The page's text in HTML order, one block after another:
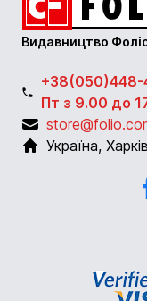
Видавництво
+38(050)448-
Пт з 9.00 до
Україна, Харків